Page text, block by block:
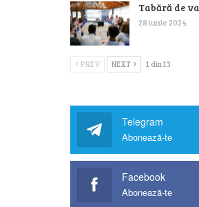
Tabără de
28 iunie 2024
PREV NEXT 1 din 13
Telegram
Abonează-te
Facebook
Abonează-te